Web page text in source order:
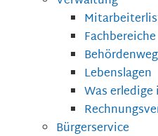
Fachbereiche
Lebenslagen
Was erledige
Bürgerservice